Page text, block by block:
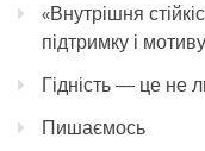
«Внутрішня
підтримку і
Гідність — це не
Пишаємось